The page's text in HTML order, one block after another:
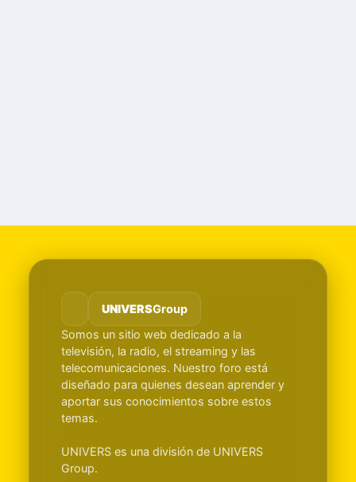
UNIVERSGroup
Somos un sitio web dedicado a la
televisión, la radio, el streaming y las
telecomunicaciones. Nuestro foro está
diseñado para quienes desean aprender y
aportar sus conocimientos sobre estos
temas.
UNIVERS es una división de UNIVERS
Group.